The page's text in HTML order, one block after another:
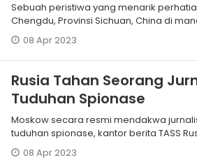
Sebuah peristiwa yang menarik
Chengdu, Provinsi Sichuan, China di
piring terlihat diantarkan ke sebuah
dengan mobil mewah Bentley.
08 Apr 2023
Rusia Tahan Seorang
Tuduhan Spionase
Moskow secara resmi mendakwa
tuduhan spionase, kantor berita TASS
Tuduhan terhadap koresponden Wall
adalah yang pertama di Rusia sejak
08 Apr 2023